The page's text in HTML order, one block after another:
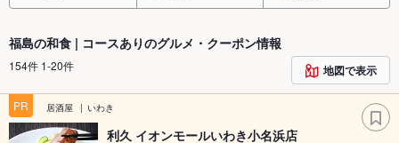
福島の和食 | コースありのグルメ・クーポン情報
154件 1-20件 地図で表示
PR 居酒屋 いわき
利久 イオンモールいわき小名浜店